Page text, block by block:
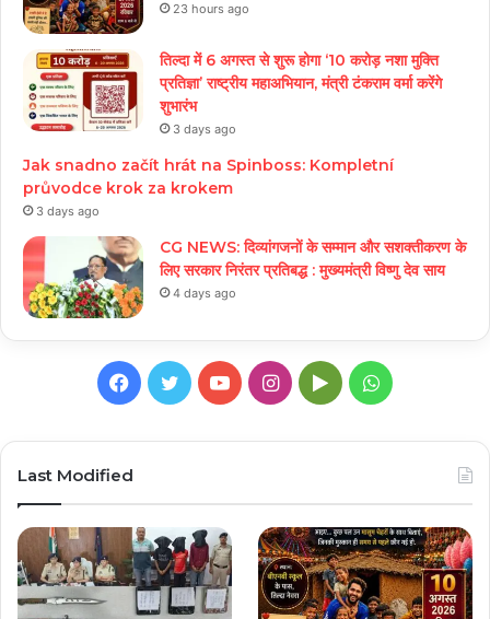
23 hours ago
तिल्दा में 6 अगस्त से शुरू होगा ‘10 करोड़ नशा मुक्ति
प्रतिज्ञा’ राष्ट्रीय महाअभियान, मंत्री टंकराम वर्मा करेंगे
शुभारंभ
3 days ago
Jak snadno začít hrát na Spinboss: Kompletní
průvodce krok za krokem
3 days ago
CG NEWS: दिव्यांगजनों के सम्मान और सशक्तीकरण के
लिए सरकार निरंतर प्रतिबद्ध : मुख्यमंत्री विष्णु देव साय
4 days ago
Facebook
TwitterYouTubeInstagram
GoogleWhatsApp
Last Modified